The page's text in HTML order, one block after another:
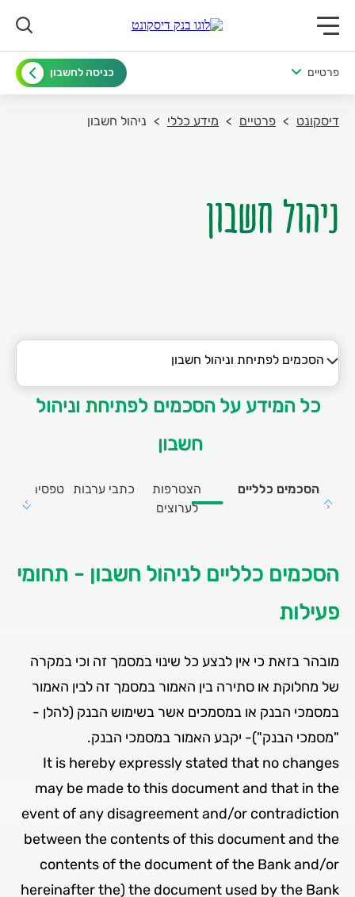
תפריט ראשי לנייד
פרטיים כניסה לחשבון
דיסקונט פרטיים מידע כללי ניהול חשבון
ניהול חשבון
הסכמים לפתיחת וניהול חשבון
הסכמים לפתיחת וניהול חשבון
מידע על שירותי הבנק
כל המידע על הסכמים לפתיחת וניהול
חשבון
הסכמים כלליים
הצטרפות
לערוצים
כתבי ערבות טפסים
הסכמים כלליים לניהול חשבון - תחומי
פעילות
מובהר בזאת כי אין לבצע כל שינוי במסמך זה וכי במקרה
של מחלוקת או סתירה בין האמור במסמך זה לבין האמור
במסמכי הבנק או במסמכים אשר בשימוש הבנק (להלן ­
"מסמכי הבנק")- יקבע האמור במסמכי הבנק.
It is hereby expressly stated that no changes
may be made to this document and that in the
event of any disagreement and/or contradiction
between the contents of this document and the
contents of the document of the Bank and/or
the document used by the Bank (hereinafter the